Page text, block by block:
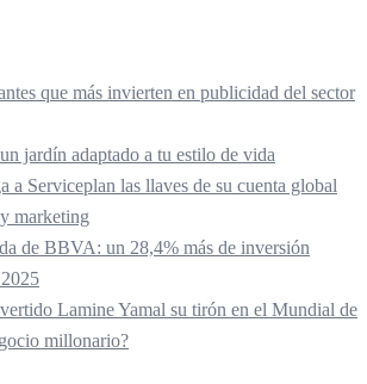
que más invierten en publicidad del sector
jardín adaptado a tu estilo de vida
a Serviceplan las llaves de su cuenta global
marketing
de BBVA: un 28,4% más de inversión
Lamine Yamal su tirón en el Mundial de
millonario?